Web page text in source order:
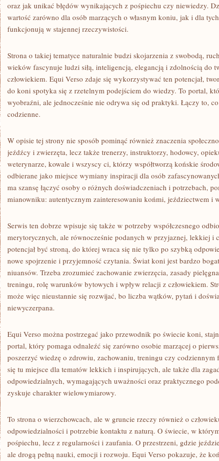
oraz jak unikać błędów wynikających z pośpiechu czy niewiedzy.
wartość zarówno dla osób marzących o własnym koniu, jak i dla
funkcjonują w stajennej rzeczywistości.
Strona o takiej tematyce naturalnie budzi skojarzenia z swobodą,
wieków fascynuje ludzi siłą, inteligencją, elegancją i zdolnością do
człowiekiem. Equi Verso zdaje się wykorzystywać ten potencjał,
do koni spotyka się z rzetelnym podejściem do wiedzy. To portal,
wyobraźni, ale jednocześnie nie odrywa się od praktyki. Łączy to,
codzienne.
W opisie tej strony nie sposób pominąć również znaczenia
jeźdźcy i zwierzęta, lecz także trenerzy, instruktorzy, hodowcy,
weterynarze, kowale i wszyscy ci, którzy współtworzą końskie
odbierane jako miejsce wymiany inspiracji dla osób
ma szansę łączyć osoby o różnych doświadczeniach i potrzebach,
mianowniku: autentycznym zainteresowaniu końmi, jeździectwem i
Serwis ten dobrze wpisuje się także w potrzeby współczesnego
merytorycznych, ale równocześnie podanych w przyjaznej, lekkiej i
potencjał być stroną, do której wraca się nie tylko po szybką
nowe spojrzenie i przyjemność czytania. Świat koni jest bardzo
niuansów. Trzeba zrozumieć zachowanie zwierzęcia, zasady
treningu, rolę warunków bytowych i wpływ relacji z człowiekiem.
może więc nieustannie się rozwijać, bo liczba wątków, pytań i
niewyczerpana.
Equi Verso można postrzegać jako przewodnik po świecie koni,
portal, który pomaga odnaleźć się zarówno osobie marzącej o
poszerzyć wiedzę o zdrowiu, zachowaniu, treningu czy
się tu miejsce dla tematów lekkich i inspirujących, ale także dla
odpowiedzialnych, wymagających uważności oraz praktycznego
zyskuje charakter wielowymiarowy.
To strona o wierzchowcach, ale w gruncie rzeczy również o
odpowiedzialności i potrzebie kontaktu z naturą. O świecie, w
pośpiechu, lecz z regularności i zaufania. O przestrzeni, gdzie
ale drogą pełną nauki, emocji i rozwoju. Equi Verso pokazuje, że